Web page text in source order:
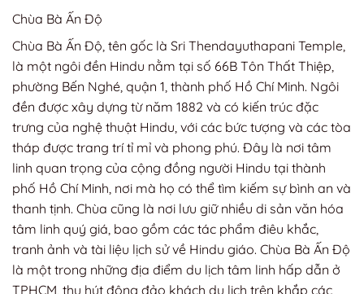
Chùa Bà Ấn Độ
Chùa Bà Ấn Độ, tên gốc là Sri Thendayuthapani Temple,
là một ngôi đền Hindu nằm tại số 66B Tôn Thất Thiệp,
phường Bến Nghé, quận 1, thành phố Hồ Chí Minh. Ngôi
đền được xây dựng từ năm 1882 và có kiến trúc đặc
trưng của nghệ thuật Hindu, với các bức tượng và các tòa
tháp được trang trí tỉ mỉ và phong phú. Đây là nơi tâm
linh quan trọng của cộng đồng người Hindu tại thành
phố Hồ Chí Minh, nơi mà họ có thể tìm kiếm sự bình an và
thanh tịnh. Chùa cũng là nơi lưu giữ nhiều di sản văn hóa
tâm linh quý giá, bao gồm các tác phẩm điêu khắc,
tranh ảnh và tài liệu lịch sử về Hindu giáo. Chùa Bà Ấn Độ
là một trong những địa điểm du lịch tâm linh hấp dẫn ở
TPHCM, thu hút đông đảo khách du lịch trên khắp các